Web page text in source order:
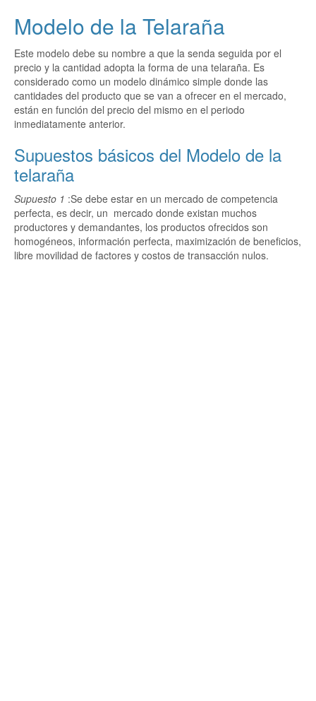
Modelo de la Telaraña
Este modelo debe su nombre a que la senda seguida por el
precio y la cantidad adopta la forma de una telaraña. Es
considerado como un modelo dinámico simple donde las
cantidades del producto que se van a ofrecer en el mercado,
están en función del precio del mismo en el periodo
inmediatamente anterior.
Supuestos básicos del Modelo de la
telaraña
Supuesto 1 :Se debe estar en un mercado de competencia
perfecta, es decir, un mercado donde existan muchos
productores y demandantes, los productos ofrecidos son
homogéneos, información perfecta, maximización de beneficios,
libre movilidad de factores y costos de transacción nulos.